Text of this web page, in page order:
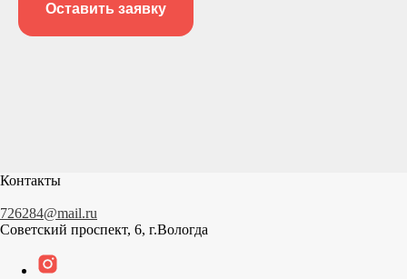
Оставить заявку
Контакты
726284@mail.ru
Советский проспект, 6, г.Вологда